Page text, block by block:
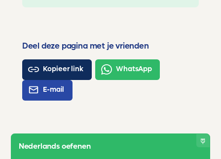
Deel deze pagina met je vrienden
Kopieer link WhatsApp
E-mail
Nederlands oefenen